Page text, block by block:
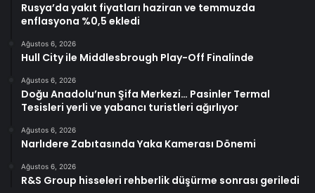
Rusya’da yakıt fiyatları haziran ve temmuzda
enflasyona %0,5 ekledi
Ağustos 6, 2026
Hull City ile Middlesbrough Play-Off Finalinde
Ağustos 6, 2026
Doğu Anadolu’nun Şifa Merkezi… Pasinler Termal
Tesisleri yerli ve yabancı turistleri ağırlıyor
Ağustos 6, 2026
Narlıdere Zabıtasında Yaka Kamerası Dönemi
Ağustos 6, 2026
R&S Group hisseleri rehberlik düşürme sonrası geriledi